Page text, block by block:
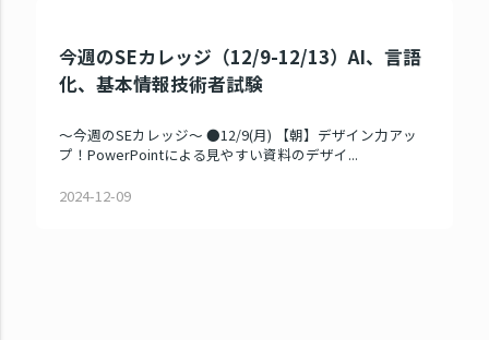
今週のSEカレッジ（12/9-12/13）AI、言語
化、基本情報技術者試験
～今週のSEカレッジ～ ●12/9(月) 【朝】デザイン力アッ
プ！PowerPointによる見やすい資料のデザイ...
2024-12-09